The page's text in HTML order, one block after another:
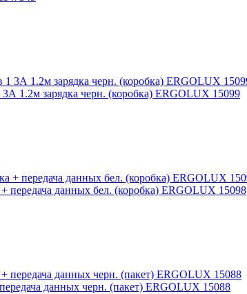
1.2м зарядка черн. (коробка) ERGOLUX 15099
передача данных бел. (коробка) ERGOLUX 15098
данных черн. (пакет) ERGOLUX 15088